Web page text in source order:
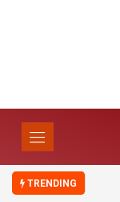
TRENDING